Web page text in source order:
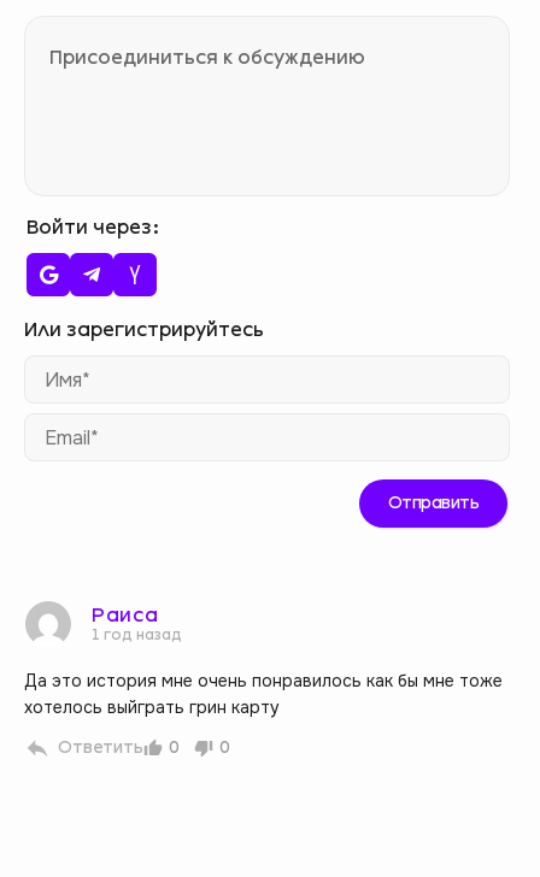
Войти через
Раиса
1 год назад
Да это история мне очень понравилось как бы мне тоже
хотелось выйграть грин карту
0 0
Ответить